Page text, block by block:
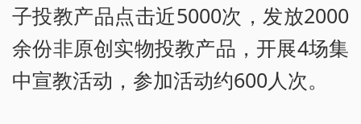
子投教产品点击近5000次，发放2000
余份非原创实物投教产品，开展4场集
中宣教活动，参加活动约600人次。